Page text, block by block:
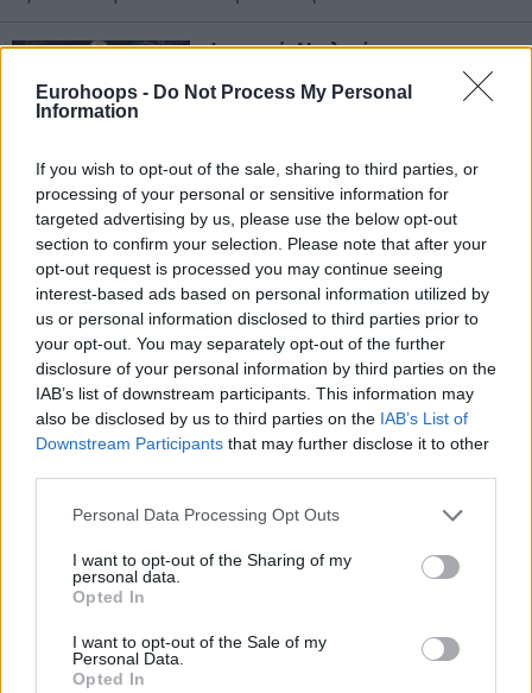
Eurohoops - Do Not Process My Personal
Information
If you wish to opt-out of the sale, sharing to third parties, or
processing of your personal or sensitive information for
targeted advertising by us, please use the below opt-out
section to confirm your selection. Please note that after your
opt-out request is processed you may continue seeing
interest-based ads based on personal information utilized by
us or personal information disclosed to third parties prior to
your opt-out. You may separately opt-out of the further
disclosure of your personal information by third parties on the
IAB’s list of downstream participants. This information may
also be disclosed by us to third parties on the IAB’s List of
Downstream Participants that may further disclose it to other
Please note that this website/app uses one or more Google
not limited to your visit or usage behaviour. You may click to
grant or deny consent to Google and its third-party tags to
use your data for below specified purposes in below Google
consent section.
Personal Data Processing Opt Outs
I want to opt-out of the Sharing of my
personal data.
Opted In
I want to opt-out of the Sale of my
Personal Data.
Opted In
Φουρνιέ, Ντιλικίνα και
Γκομπέρ κλήθηκαν στη Γαλλία
για το “παράθυρο” της FIBA
Οι Εβάν Φουρνιέ και Φρανκ Ντιλικίνα του Ολυμπιακού
συμπεριλήφθηκαν στις κλήσεις της εθνικής Γαλλίας για το
"παράθυρο" της FIBA...
Ολυμπιακός: Με Μόρις αντί
Ντιλικίνα στο Game 3 με
Μονακό
05/MAY/26 18:16
Με τον Μόντε Μόρις αντί του Φρανκ Ντιλικίνα στη 12άδα
του θα αγωνιστεί ο Ολυμπιακός απέναντι στη Μονακό.
Ολυμπιακός: Χωρίς Ντιλικίνα,
Η δωδεκάδα του Ολυμπιακού για